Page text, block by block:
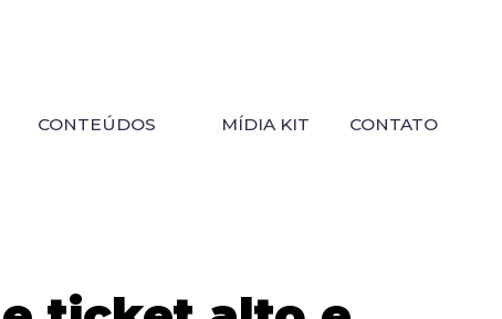
CONTEÚDOS MÍDIA KIT CONTATO